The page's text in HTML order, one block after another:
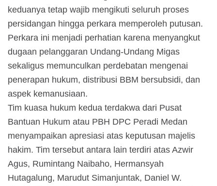
keduanya tetap wajib mengikuti seluruh proses
persidangan hingga perkara memperoleh putusan.
Perkara ini menjadi perhatian karena menyangkut
dugaan pelanggaran Undang-Undang Migas
sekaligus memunculkan perdebatan mengenai
penerapan hukum, distribusi BBM bersubsidi, dan
aspek kemanusiaan.
Tim kuasa hukum kedua terdakwa dari Pusat
Bantuan Hukum atau PBH DPC Peradi Medan
menyampaikan apresiasi atas keputusan majelis
hakim. Tim tersebut antara lain terdiri atas Azwir
Agus, Rumintang Naibaho, Hermansyah
Hutagalung, Marudut Simanjuntak, Daniel W.